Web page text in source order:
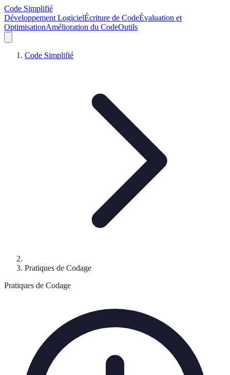
Code Simplifié
Développement LogicielÉcriture de CodeÉvaluation et
OptimisationAmélioration du CodeOutils
Code Simplifié
Pratiques de Codage
Pratiques de Codage